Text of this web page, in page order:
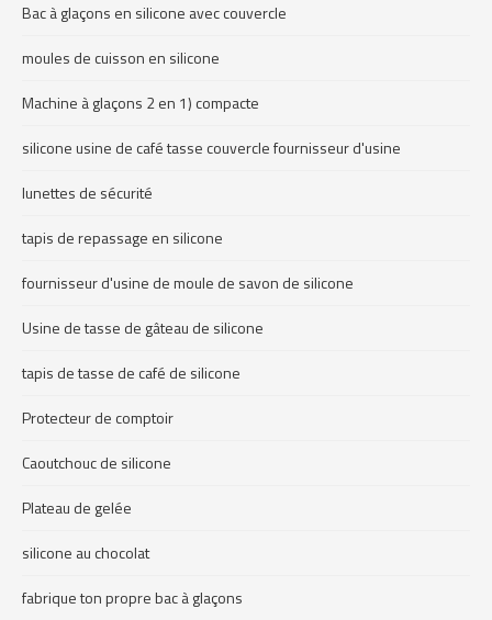
Bac à glaçons en silicone avec couvercle
moules de cuisson en silicone
Machine à glaçons 2 en 1) compacte
silicone usine de café tasse couvercle fournisseur d'usine
lunettes de sécurité
tapis de repassage en silicone
fournisseur d'usine de moule de savon de silicone
Usine de tasse de gâteau de silicone
tapis de tasse de café de silicone
Protecteur de comptoir
Caoutchouc de silicone
Plateau de gelée
silicone au chocolat
fabrique ton propre bac à glaçons